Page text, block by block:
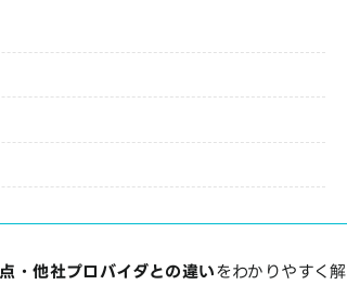
他社プロバイダとの違いをわかりやすく解